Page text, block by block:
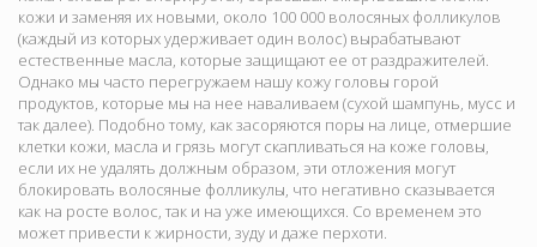
кожи и заменяя их новыми, около 100 000 волосяных фолликулов
(каждый из которых удерживает один волос) вырабатывают
естественные масла, которые защищают ее от раздражителей.
Однако мы часто перегружаем нашу кожу головы горой
продуктов, которые мы на нее наваливаем (сухой шампунь, мусс и
так далее). Подобно тому, как засоряются поры на лице, отмершие
клетки кожи, масла и грязь могут скапливаться на коже головы,
если их не удалять должным образом, эти отложения могут
блокировать волосяные фолликулы, что негативно сказывается
как на росте волос, так и на уже имеющихся. Со временем это
может привести к жирности, зуду и даже перхоти.